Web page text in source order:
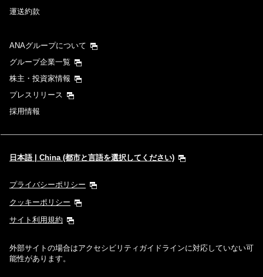
運送約款
ANAグループについて
グループ企業一覧
株主・投資家情報
プレスリリース
採用情報
日本語 | China (都市と言語を選択してください)
プライバシーポリシー
クッキーポリシー
サイト利用規約
外部サイトの場合はアクセシビリティガイドラインに対応していない可
能性があります。